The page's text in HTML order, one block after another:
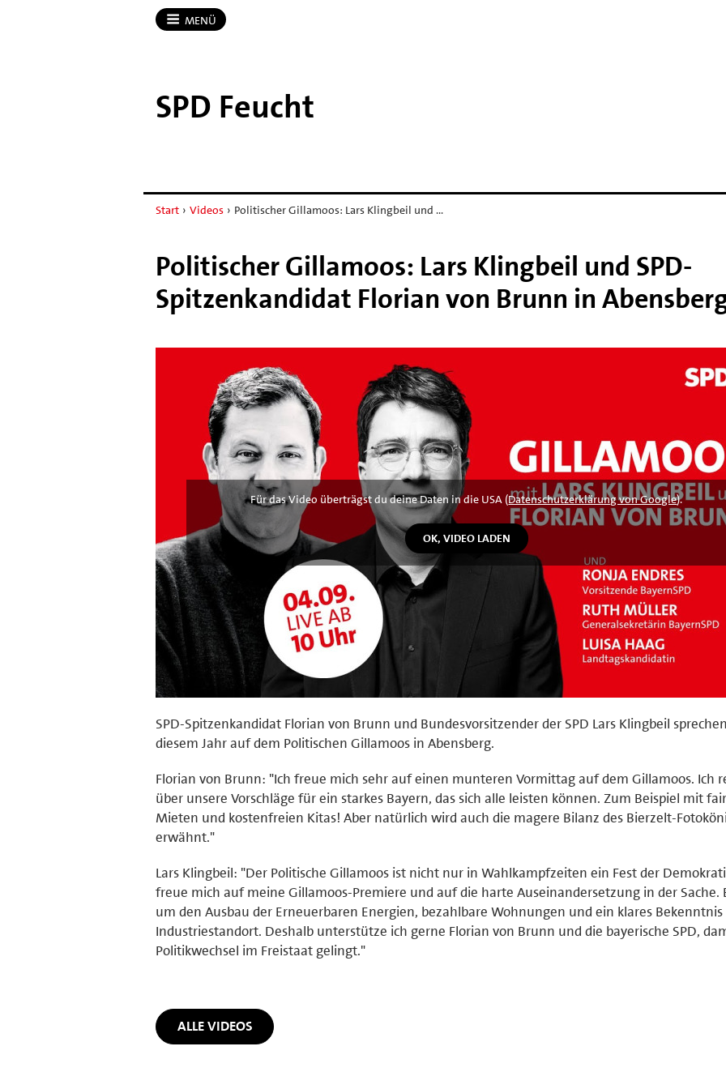
MENÜ
SPD Feucht
Start › Videos › Politischer Gillamoos: Lars Klingbeil und …
Politischer Gillamoos: Lars Klingbeil und SPD-
Spitzenkandidat Florian von Brunn in
Für das Video überträgst du deine Daten in die USA (Datenschutzerklärung von Google).
SPD-Spitzenkandidat Florian von Brunn und Bundesvorsitzender der SPD Lars Klingbeil
diesem Jahr auf dem Politischen Gillamoos in Abensberg.
Florian von Brunn: "Ich freue mich sehr auf einen munteren Vormittag auf dem Gillamoos. Ich
über unsere Vorschläge für ein starkes Bayern, das sich alle leisten können. Zum Beispiel mit
Mieten und kostenfreien Kitas! Aber natürlich wird auch die magere Bilanz des Bierzelt-
erwähnt."
Lars Klingbeil: "Der Politische Gillamoos ist nicht nur in Wahlkampfzeiten ein Fest der
freue mich auf meine Gillamoos-Premiere und auf die harte Auseinandersetzung in der Sache.
um den Ausbau der Erneuerbaren Energien, bezahlbare Wohnungen und ein klares
Industriestandort. Deshalb unterstütze ich gerne Florian von Brunn und die bayerische SPD,
Politikwechsel im Freistaat gelingt."
ALLE VIDEOS